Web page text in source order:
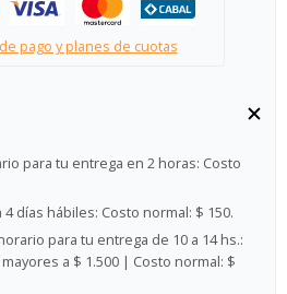
pago y planes de cuotas
para tu entrega en 2 horas: Costo
4 días hábiles: Costo normal: $ 150.
para tu entrega de 10 a 14 hs.:
a $ 1.500 | Costo normal: $